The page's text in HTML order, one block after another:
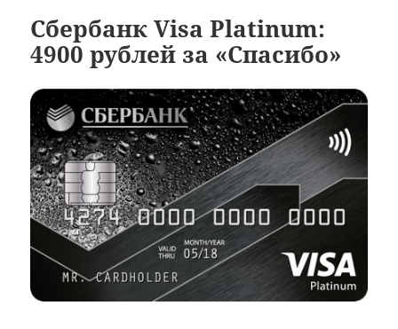
Сбербанк Visa Platinum:
4900 рублей за «Спасибо»